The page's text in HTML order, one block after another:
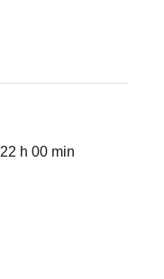
22 h 00 min